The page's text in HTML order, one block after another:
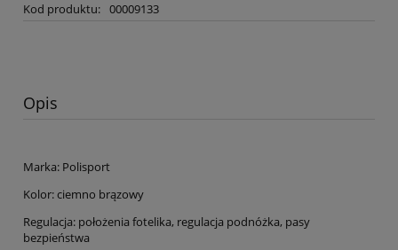
Kod produktu: 00009133
Opis
Marka: Polisport
Kolor: ciemno brązowy
Regulacja: położenia fotelika, regulacja podnóżka, pasy
bezpieństwa